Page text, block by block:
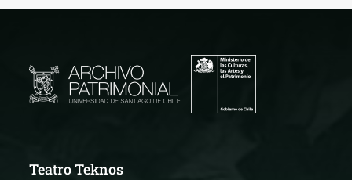
Teatro Teknos